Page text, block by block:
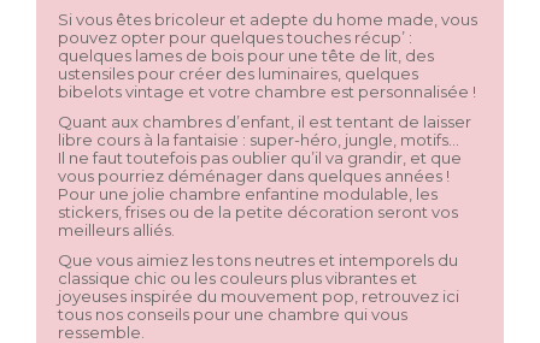
Si vous êtes bricoleur et adepte du home made, vous
pouvez opter pour quelques touches récup’ :
quelques lames de bois pour une tête de lit, des
ustensiles pour créer des luminaires, quelques
bibelots vintage et votre chambre est personnalisée !
Quant aux chambres d’enfant, il est tentant de laisser
libre cours à la fantaisie : super-héro, jungle, motifs…
Il ne faut toutefois pas oublier qu’il va grandir, et que
vous pourriez déménager dans quelques années !
Pour une jolie chambre enfantine modulable, les
stickers, frises ou de la petite décoration seront vos
meilleurs alliés.
Que vous aimiez les tons neutres et intemporels du
classique chic ou les couleurs plus vibrantes et
joyeuses inspirée du mouvement pop, retrouvez ici
tous nos conseils pour une chambre qui vous
ressemble.